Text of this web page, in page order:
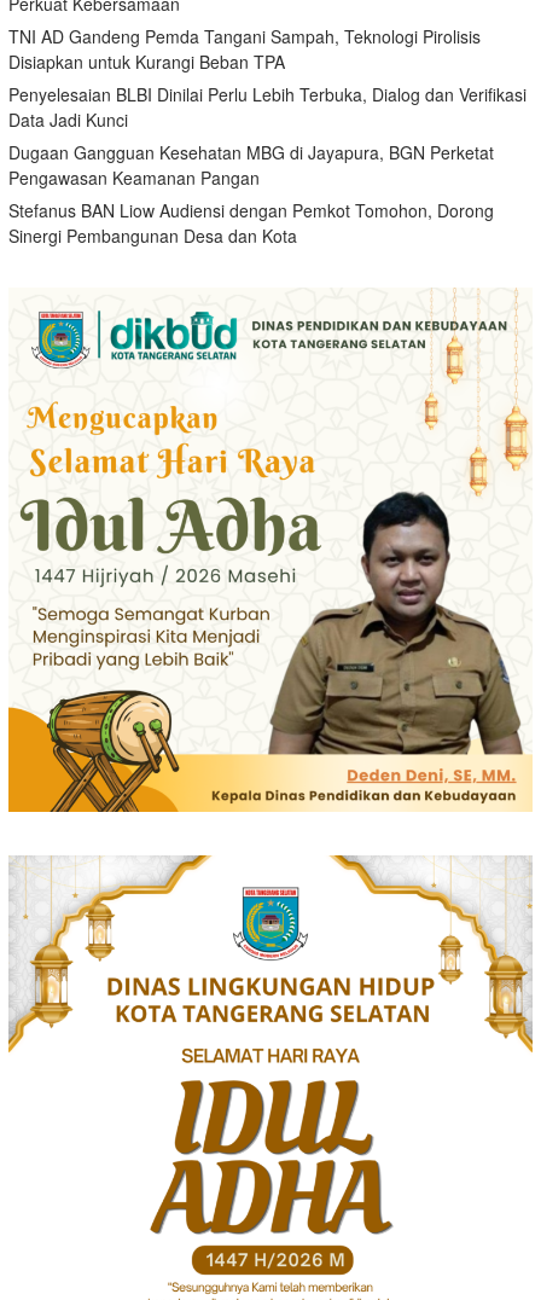
TNI AD Gandeng Pemda Tangani Sampah, Teknologi Pirolisis
Disiapkan untuk Kurangi Beban TPA
Penyelesaian BLBI Dinilai Perlu Lebih Terbuka, Dialog dan Verifikasi
Data Jadi Kunci
Dugaan Gangguan Kesehatan MBG di Jayapura, BGN Perketat
Pengawasan Keamanan Pangan
Stefanus BAN Liow Audiensi dengan Pemkot Tomohon, Dorong
Sinergi Pembangunan Desa dan Kota